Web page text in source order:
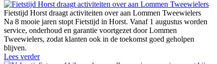
Fietstijd Horst draagt activiteiten over aan Lommen Tweewielers
Na 8 mooie jaren stopt Fietstijd in Horst. Vanaf 1 augustus worden
service, onderhoud en garantie voortgezet door Lommen
Tweewielers, zodat klanten ook in de toekomst goed geholpen
blijven.
Lees verder